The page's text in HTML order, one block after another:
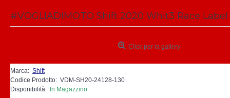
Click per la gallery
Marca: Shift
Codice Prodotto: VDM-SH20-24128-130
Disponibilità:
In Magazzino